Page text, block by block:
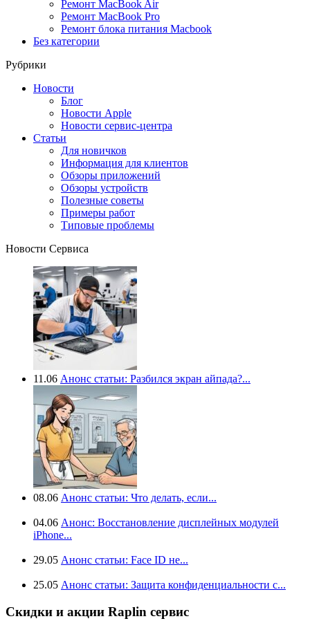
Ремонт MacBook Air
Ремонт MacBook Pro
Ремонт блока питания Macbook
Без категории
Рубрики
Новости
Блог
Новости Apple
Новости сервис-центра
Статьи
Для новичков
Информация для клиентов
Обзоры приложений
Обзоры устройств
Полезные советы
Примеры работ
Типовые проблемы
Новости Сервиса
11.06 Анонс статьи: Разбился экран айпада?...
08.06 Анонс статьи: Что делать, если...
04.06 Анонс: Восстановление дисплейных модулей
iPhone...
29.05 Анонс статьи: Face ID не...
25.05 Анонс статьи: Защита конфиденциальности с...
Скидки и акции Raplin сервис